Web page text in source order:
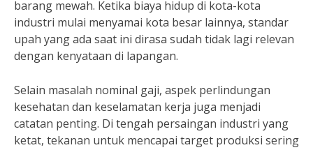
barang mewah. Ketika biaya hidup di kota-kota
industri mulai menyamai kota besar lainnya, standar
upah yang ada saat ini dirasa sudah tidak lagi relevan
dengan kenyataan di lapangan.
Selain masalah nominal gaji, aspek perlindungan
kesehatan dan keselamatan kerja juga menjadi
catatan penting. Di tengah persaingan industri yang
ketat, tekanan untuk mencapai target produksi sering